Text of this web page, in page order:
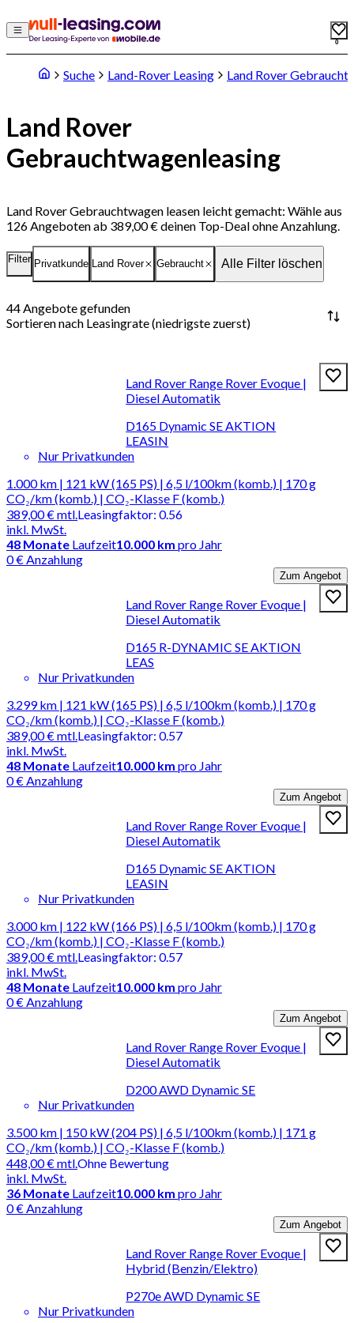
0
Suche Land-Rover Leasing Land Rover
Land Rover
Gebrauchtwagenleasing
Land Rover Gebrauchtwagen leasen leicht gemacht: Wähle aus
126 Angeboten ab 389,00 € deinen Top-Deal ohne Anzahlung.
Filter Privatkunde Land Rover Gebraucht Alle Filter löschen
44Angebote gefunden
Sortieren nach Leasingrate (niedrigste zuerst)
Land Rover Range Rover Evoque |
Diesel Automatik
D165 Dynamic SE AKTION
LEASIN
Nur Privatkunden
1.000 km | 121 kW (165 PS) | 6,5 l/100km (komb.) | 170 g
CO₂/km (komb.) | CO₂-Klasse F (komb.)
389,00 €mtl.
inkl. MwSt.
Leasingfaktor: 0.56
48 Monate Laufzeit10.000 km pro Jahr
0 € Anzahlung
Zum Angebot
Land Rover Range Rover Evoque |
Diesel Automatik
D165 R-DYNAMIC SE AKTION
LEAS
Nur Privatkunden
3.299 km | 121 kW (165 PS) | 6,5 l/100km (komb.) | 170 g
CO₂/km (komb.) | CO₂-Klasse F (komb.)
389,00 €mtl.
inkl. MwSt.
Leasingfaktor: 0.57
48 Monate Laufzeit10.000 km pro Jahr
0 € Anzahlung
Zum Angebot
Land Rover Range Rover Evoque |
Diesel Automatik
D165 Dynamic SE AKTION
LEASIN
Nur Privatkunden
3.000 km | 122 kW (166 PS) | 6,5 l/100km (komb.) | 170 g
CO₂/km (komb.) | CO₂-Klasse F (komb.)
389,00 €mtl.
inkl. MwSt.
Leasingfaktor: 0.57
48 Monate Laufzeit10.000 km pro Jahr
0 € Anzahlung
Zum Angebot
Land Rover Range Rover Evoque |
Diesel Automatik
D200 AWD Dynamic SE
Nur Privatkunden
3.500 km | 150 kW (204 PS) | 6,5 l/100km (komb.) | 171 g
CO₂/km (komb.) | CO₂-Klasse F (komb.)
448,00 €mtl.
inkl. MwSt.
Ohne Bewertung
36 Monate Laufzeit10.000 km pro Jahr
0 € Anzahlung
Zum Angebot
Land Rover Range Rover Evoque |
Hybrid (Benzin/Elektro)
P270e AWD Dynamic SE
Nur Privatkunden